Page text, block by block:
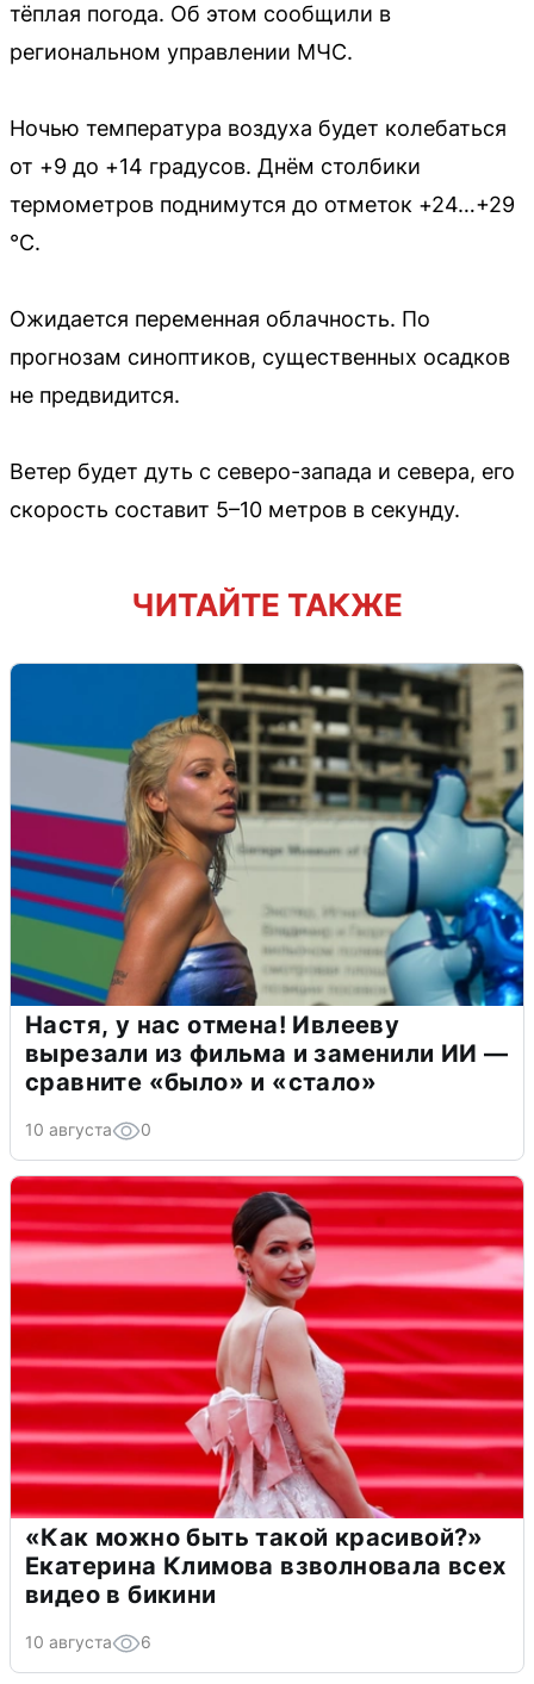
тёплая погода. Об этом сообщили в
региональном управлении МЧС.
Ночью температура воздуха будет колебаться
от +9 до +14 градусов. Днём столбики
термометров поднимутся до отметок +24…+29
°C.
Ожидается переменная облачность. По
прогнозам синоптиков, существенных осадков
не предвидится.
Ветер будет дуть с северо-запада и севера, его
скорость составит 5–10 метров в секунду.
ЧИТАЙТЕ ТАКЖЕ
Настя, у нас отмена! Ивлееву
вырезали из фильма и заменили ИИ —
сравните «было» и «стало»
10 августа 0
«Как можно быть такой красивой?»
Екатерина Климова взволновала всех
видео в бикини
10 августа 6